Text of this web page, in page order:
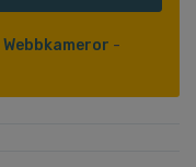
Webbkameror -